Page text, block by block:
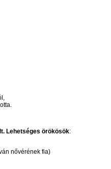
Lehetséges örökösök:
nővérének fia)